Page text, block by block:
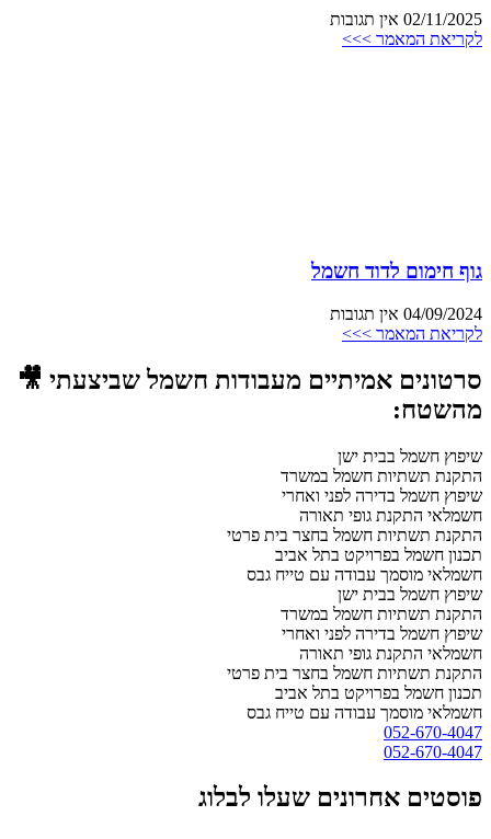
02/11/2025 אין תגובות
לקריאת המאמר >>>
גוף חימום לדוד חשמל
04/09/2024 אין תגובות
לקריאת המאמר >>>
סרטונים אמיתיים מעבודות חשמל שביצעתי 🎥
מהשטח:
שיפוץ חשמל בבית ישן
התקנת תשתיות חשמל במשרד
שיפוץ חשמל בדירה לפני ואחרי
חשמלאי התקנת גופי תאורה
התקנת תשתיות חשמל בחצר בית פרטי
תכנון חשמל בפרויקט בתל אביב
חשמלאי מוסמך עבודה עם טייח גבס
שיפוץ חשמל בבית ישן
התקנת תשתיות חשמל במשרד
שיפוץ חשמל בדירה לפני ואחרי
חשמלאי התקנת גופי תאורה
התקנת תשתיות חשמל בחצר בית פרטי
תכנון חשמל בפרויקט בתל אביב
חשמלאי מוסמך עבודה עם טייח גבס
052-670-4047
052-670-4047
פוסטים אחרונים שעלו לבלוג